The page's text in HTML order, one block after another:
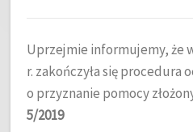
Uprzejmie informujemy, że
r. zakończyła się procedura
o przyznanie pomocy
5/2019